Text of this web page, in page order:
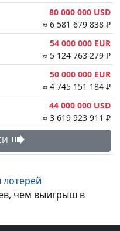
80 000 000 USD
≈ 6 581 679 838 ₽
54 000 000 EUR
≈ 5 124 763 279 ₽
50 000 000 EUR
≈ 4 745 151 184 ₽
44 000 000 USD
≈ 3 619 923 911 ₽
лотерей
чем выигрыш в